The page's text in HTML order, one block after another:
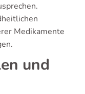
Medikamente
und